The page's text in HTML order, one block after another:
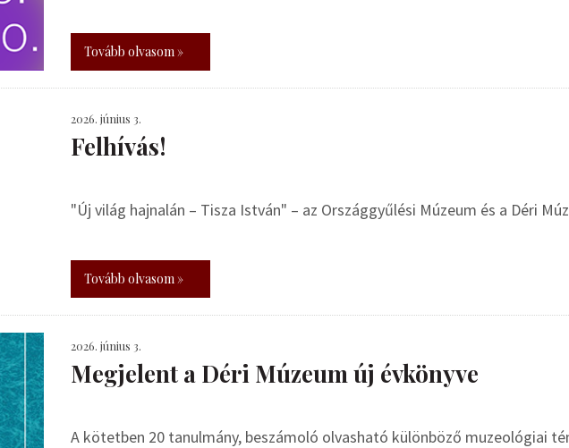
Tovább olvasom »
2026. június 3.
Felhívás!
"Új világ hajnalán – Tisza István" – az Országgyűlési Múzeum és a Déri
Tovább olvasom »
2026. június 3.
Megjelent a Déri Múzeum új évkönyve
A kötetben 20 tanulmány, beszámoló olvasható különböző muzeológiai